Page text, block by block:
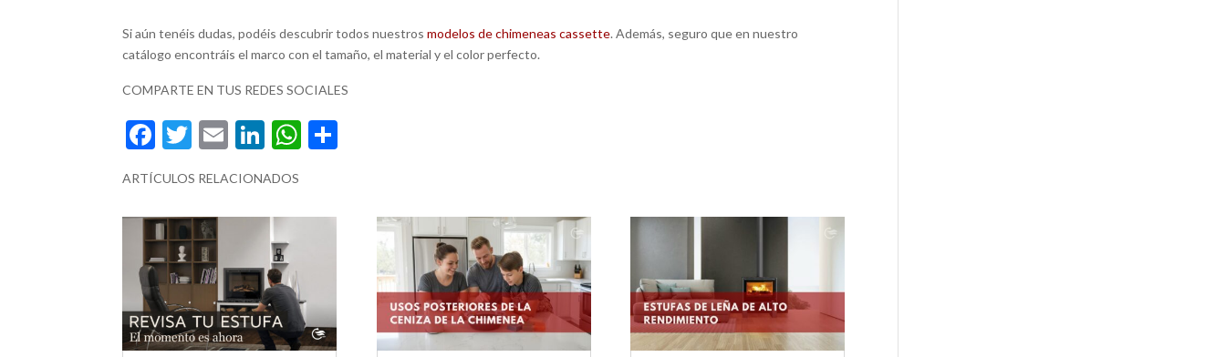
Si aún tenéis dudas, podéis descubrir todos nuestrosmodelos de chimeneas cassette. Además, seguro que en nuestro
catálogo encontráis el marco con el tamaño, el material y el color perfecto.
COMPARTE EN TUS REDES SOCIALES
F
e
b
o
o
k
T
itt
er
E
ai
l
Li
ke
dI
n
W
s
p
ARTÍCULOS RELACIONADOS